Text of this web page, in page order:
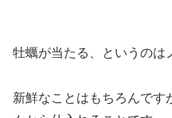
牡蠣が当たる、というのは
新鮮なことはもちろんです